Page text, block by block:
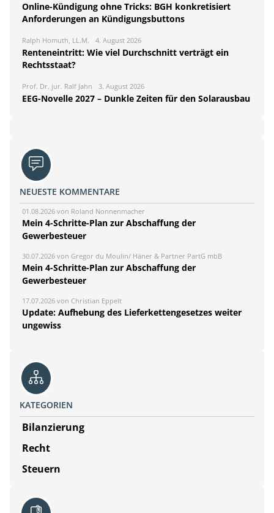
Online-Kündigung ohne Tricks: BGH konkretisiert
Anforderungen an Kündigungsbuttons
Ralph Homuth, LL.M. 4. August 2026
Renteneintritt: Wie viel Durchschnitt verträgt ein
Rechtsstaat?
Prof. Dr. jur. Ralf Jahn 3. August 2026
EEG-Novelle 2027 – Dunkle Zeiten für den Solarausbau
NEUESTE KOMMENTARE
01.08.2026 von Roland Nonnenmacher
Mein 4-Schritte-Plan zur Abschaffung der
Gewerbesteuer
30.07.2026 von Gregor du Moulin/ Häner & Partner PartG mbB
Mein 4-Schritte-Plan zur Abschaffung der
Gewerbesteuer
17.07.2026 von Christian Eppelt
Update: Aufhebung des Lieferkettengesetzes weiter
ungewiss
KATEGORIEN
Bilanzierung
Recht
Steuern